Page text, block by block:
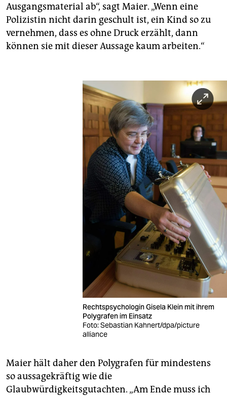
Ausgangsmaterial ab“, sagt Maier. „Wenn eine
Polizistin nicht darin geschult ist, ein Kind so zu
vernehmen, dass es ohne Druck erzählt, dann
können sie mit dieser Aussage kaum arbeiten.“
Rechtspsychologin Gisela Klein mit ihrem
Polygrafen im Einsatz
Foto: Sebastian Kahnert/dpa/picture
alliance
Maier hält daher den Polygrafen für mindestens
so aussagekräftig wie die
Glaubwürdigkeitsgutachten. „Am Ende muss ich